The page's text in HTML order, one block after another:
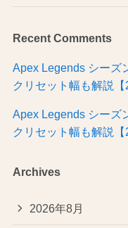
Recent Comments
Apex Legends シーズ
クリセット幅も解説【
Apex Legends シーズ
クリセット幅も解説【
Archives
2026年8月